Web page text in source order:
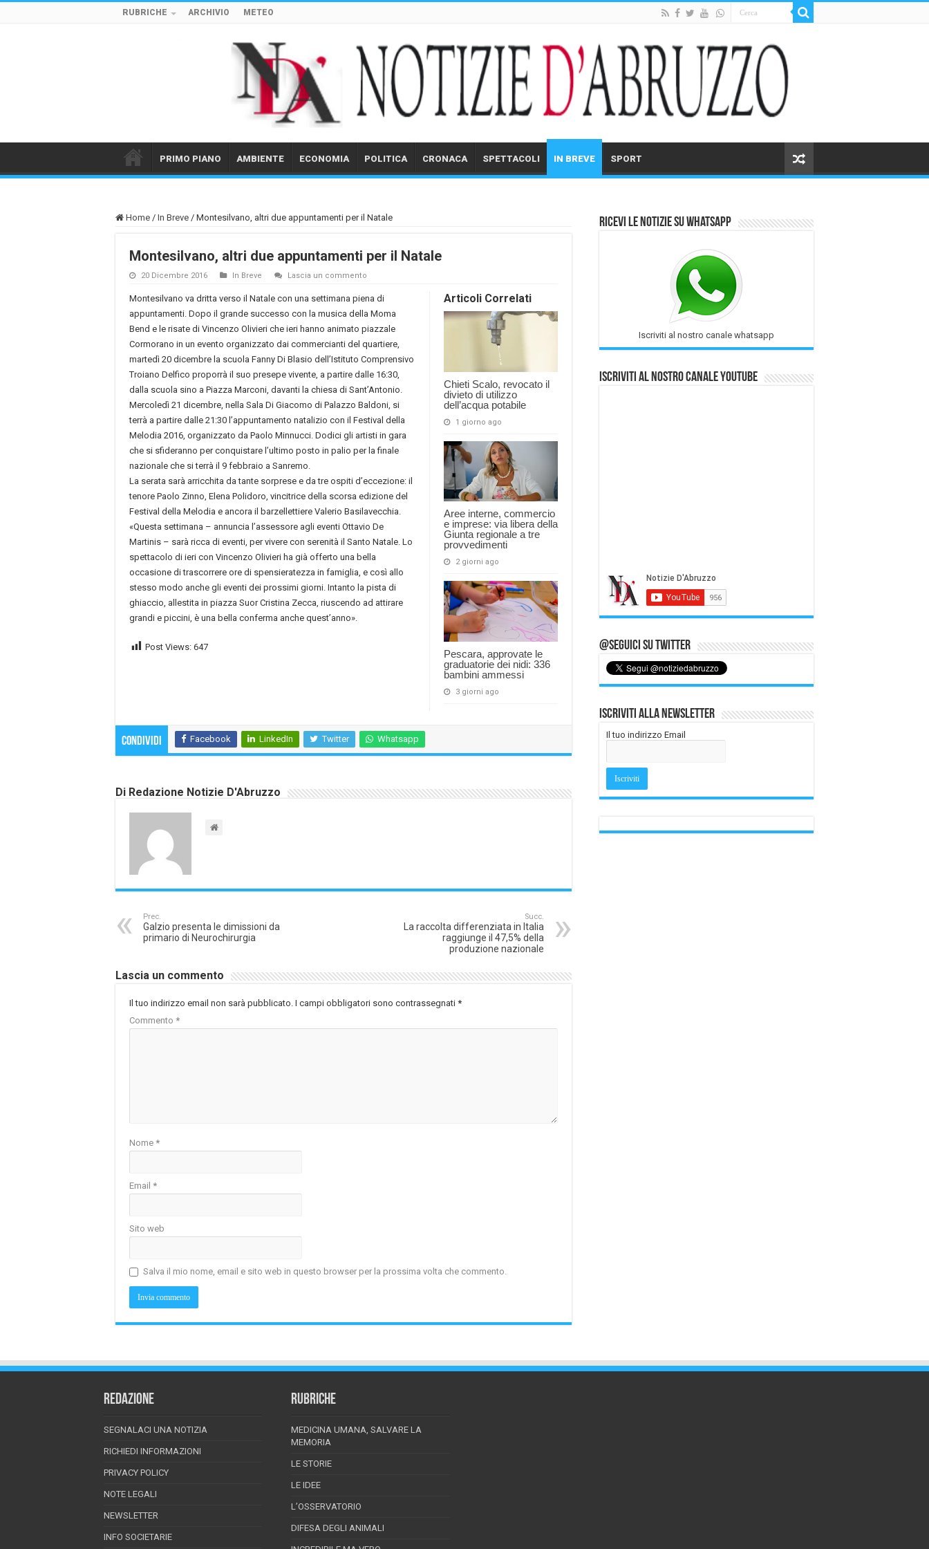
RUBRICHE ARCHIVIO METEO
PRIMO PIANO AMBIENTE ECONOMIA POLITICA CRONACA SPETTACOLI IN BREVE SPORT
Home / In Breve / Montesilvano, altri due appuntamenti per il Natale
Montesilvano, altri due appuntamenti per il Natale
20 Dicembre 2016 In Breve Lascia un commento
Articoli Correlati
Chieti Scalo, revocato il
divieto di utilizzo
dell’acqua potabile
1 giorno ago
Aree interne, commercio
e imprese: via libera della
Giunta regionale a tre
provvedimenti
2 giorni ago
Pescara, approvate le
graduatorie dei nidi: 336
bambini ammessi
3 giorni ago
Montesilvano va dritta verso il Natale con una settimana piena di
appuntamenti. Dopo il grande successo con la musica della Moma
Bend e le risate di Vincenzo Olivieri che ieri hanno animato piazzale
Cormorano in un evento organizzato dai commercianti del quartiere,
martedì 20 dicembre la scuola Fanny Di Blasio dell’Istituto Comprensivo
Troiano Delfico proporrà il suo presepe vivente, a partire dalle 16:30,
dalla scuola sino a Piazza Marconi, davanti la chiesa di Sant’Antonio.
Mercoledì 21 dicembre, nella Sala Di Giacomo di Palazzo Baldoni, si
terrà a partire dalle 21:30 l’appuntamento natalizio con il Festival della
Melodia 2016, organizzato da Paolo Minnucci. Dodici gli artisti in gara
che si sfideranno per conquistare l’ultimo posto in palio per la finale
nazionale che si terrà il 9 febbraio a Sanremo.
La serata sarà arricchita da tante sorprese e da tre ospiti d’eccezione: il
tenore Paolo Zinno, Elena Polidoro, vincitrice della scorsa edizione del
Festival della Melodia e ancora il barzellettiere Valerio Basilavecchia.
«Questa settimana – annuncia l’assessore agli eventi Ottavio De
Martinis – sarà ricca di eventi, per vivere con serenità il Santo Natale. Lo
spettacolo di ieri con Vincenzo Olivieri ha già offerto una bella
occasione di trascorrere ore di spensieratezza in famiglia, e così allo
stesso modo anche gli eventi dei prossimi giorni. Intanto la pista di
ghiaccio, allestita in piazza Suor Cristina Zecca, riuscendo ad attirare
grandi e piccini, è una bella conferma anche quest’anno».
Post Views: 647
Condividi Facebook LinkedIn Twitter Whatsapp
Di Redazione Notizie D'Abruzzo
Prec.
Galzio presenta le dimissioni da
primario di Neurochirurgia
Succ.
La raccolta differenziata in Italia
raggiunge il 47,5% della
produzione nazionale
Lascia un commento
Il tuo indirizzo email non sarà pubblicato. I campi obbligatori sono contrassegnati *
Commento *
Nome *
Email *
Sito web
Salva il mio nome, email e sito web in questo browser per la prossima volta che commento.
Ricevi le notizie su Whatsapp
Iscriviti al nostro canale whatsapp
Iscriviti al nostro Canale Youtube
@Seguici su Twitter
Iscriviti alla Newsletter
Il tuo indirizzo Email
REDAZIONE
SEGNALACI UNA NOTIZIA
RICHIEDI INFORMAZIONI
PRIVACY POLICY
NOTE LEGALI
NEWSLETTER
INFO SOCIETARIE
RUBRICHE
MEDICINA UMANA, SALVARE LA
MEMORIA
LE STORIE
LE IDEE
L’OSSERVATORIO
DIFESA DEGLI ANIMALI